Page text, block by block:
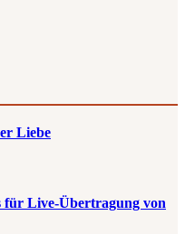
Liebe
für Live-Übertragung von